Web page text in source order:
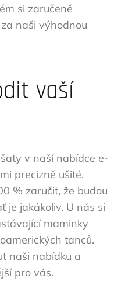
si zaručeně
naši výhodnou
vaší
v naší nabídce e-
precizně ušité,
% zaručit, že budou
je jakákoliv. U nás si
maminky
tanců.
naši nabídku a
pro vás.